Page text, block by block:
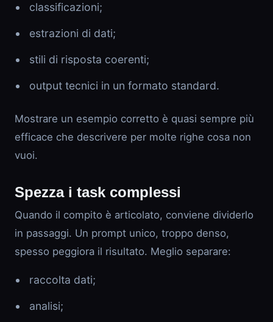
classificazioni;
estrazioni di dati;
stili di risposta coerenti;
output tecnici in un formato standard.
Mostrare un esempio corretto è quasi sempre più
efficace che descrivere per molte righe cosa non
vuoi.
Spezza i task complessi
Quando il compito è articolato, conviene dividerlo
in passaggi. Un prompt unico, troppo denso,
spesso peggiora il risultato. Meglio separare:
raccolta dati;
analisi;